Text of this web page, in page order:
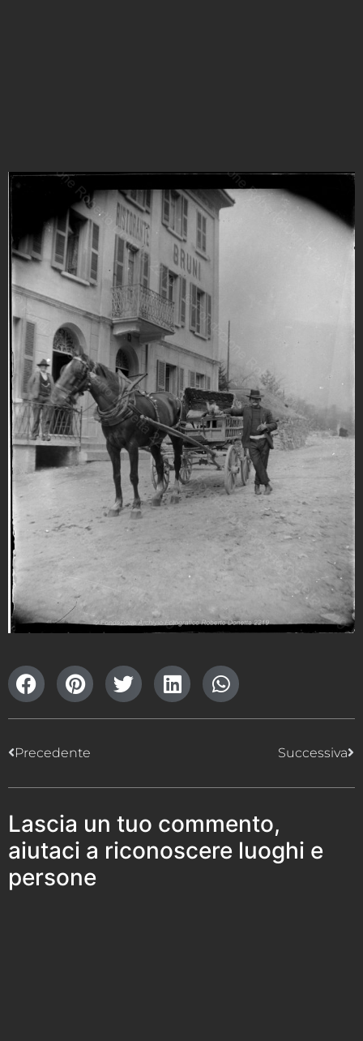
Precedente Successiva
Lascia un tuo commento,
aiutaci a riconoscere luoghi e
persone